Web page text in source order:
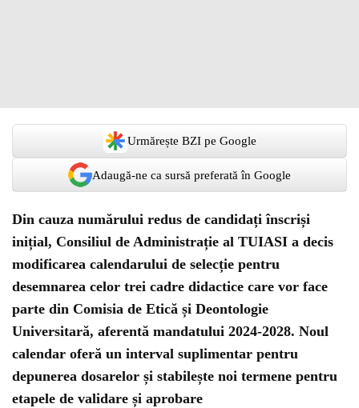
Urmărește BZI pe Google
Adaugă-ne ca sursă preferată în Google
Din cauza numărului redus de candidați înscriși
inițial, Consiliul de Administrație al TUIASI a decis
modificarea calendarului de selecție pentru
desemnarea celor trei cadre didactice care vor face
parte din Comisia de Etică și Deontologie
Universitară, aferentă mandatului 2024-2028. Noul
calendar oferă un interval suplimentar pentru
depunerea dosarelor și stabilește noi termene pentru
etapele de validare și aprobare